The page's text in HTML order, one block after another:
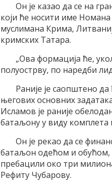
Он је казао да се на
који ће носити име
муслимана Крима,
кримских Татара.
„Ова формација ће,
полуострву, по наредби
Раније је саопштено
његових основних
Исламов је раније
батаљону у виду
Он је рекао да се
батаљон одећом и обућом,
пребацили око три
Рефиту Чубарову.